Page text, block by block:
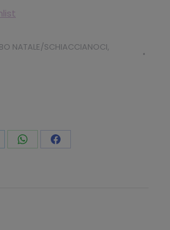
NATALE/SCHIACCIANOCI,
CondividiCondividi